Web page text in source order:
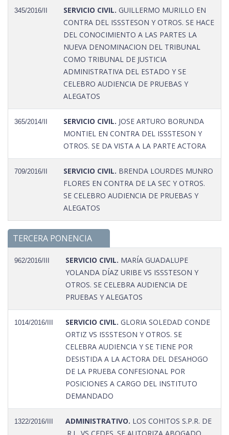
345/2016/II SERVICIO CIVIL. GUILLERMO MURILLO EN
CONTRA DEL ISSSTESON Y OTROS. SE HACE
DEL CONOCIMIENTO A LAS PARTES LA
NUEVA DENOMINACION DEL TRIBUNAL
COMO TRIBUNAL DE JUSTICIA
ADMINISTRATIVA DEL ESTADO Y SE
CELEBRO AUDIENCIA DE PRUEBAS Y
ALEGATOS
365/2014/II SERVICIO CIVIL. JOSE ARTURO BORUNDA
MONTIEL EN CONTRA DEL ISSSTESON Y
OTROS. SE DA VISTA A LA PARTE ACTORA
709/2016/II SERVICIO CIVIL. BRENDA LOURDES MUNRO
FLORES EN CONTRA DE LA SEC Y OTROS.
SE CELEBRO AUDIENCIA DE PRUEBAS Y
ALEGATOS
TERCERA PONENCIA
962/2016/III SERVICIO CIVIL. MARÍA GUADALUPE
YOLANDA DÍAZ URIBE VS ISSSTESON Y
OTROS. SE CELEBRA AUDIENCIA DE
PRUEBAS Y ALEGATOS
1014/2016/III SERVICIO CIVIL. GLORIA SOLEDAD CONDE
ORTIZ VS ISSSTESON Y OTROS. SE
CELEBRA AUDIENCIA Y SE TIENE POR
DESISTIDA A LA ACTORA DEL DESAHOGO
DE LA PRUEBA CONFESIONAL POR
POSICIONES A CARGO DEL INSTITUTO
DEMANDADO
1322/2016/III ADMINISTRATIVO. LOS COHITOS S.P.R. DE